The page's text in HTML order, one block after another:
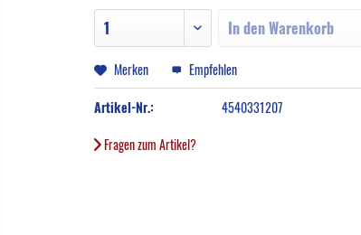
In denWarenkorb
Merken
Empfehlen
Artikel-Nr.:
4540331207
Fragen zum Artikel?